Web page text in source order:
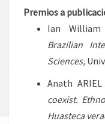
Premios a
Ian William
Brazilian
Sciences,
Anath ARIEL
coexist.
Huasteca